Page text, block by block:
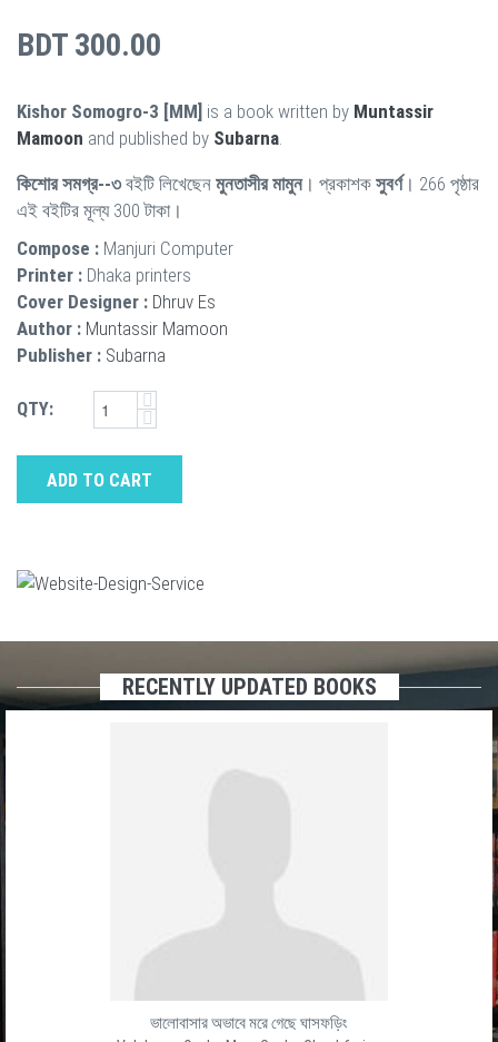
BDT 300.00
Kishor Somogro-3 [MM] is a book written by Muntassir
Mamoon and published by Subarna
কিশোর সমগ্র--৩বইটি লিখেছেন মুনতাসীর মামুন। প্রকাশক সুবর্ণ। 266 পৃষ্ঠার
এই বইটির মূল্য 300 টাকা।
Compose : Manjuri Computer
Printer : Dhaka printers
Cover Designer : Dhruv Es
Author : Muntassir Mamoon
Publisher : Subarna
QTY:
ADD TO CART
RECENTLY UPDATED BOOKS
Baro